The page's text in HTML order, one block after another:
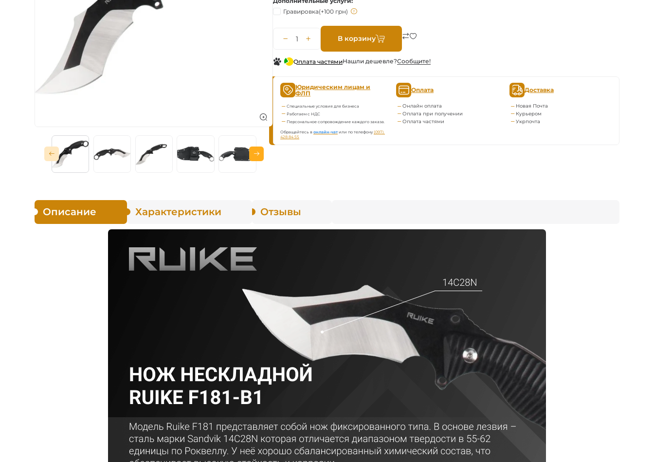
Тактические
Рыболовные
Гравировка(+100 грн)
В корзину
Оплата частямиНашли дешевле?Сообщите!
Юридическим лицам и
ФЛП
Специальные условия для бизнеса
Работаем с НДС
Персональное сопровождение каждого заказа.
Обращайтесь вонлайн-чатили по телефону(097)
428 84 55
Оплата
Онлайн оплата
Оплата при получении
Оплата частями
Доставка
Новая Почта
Курьером
Укрпочта
Описание Характеристики Отзывы